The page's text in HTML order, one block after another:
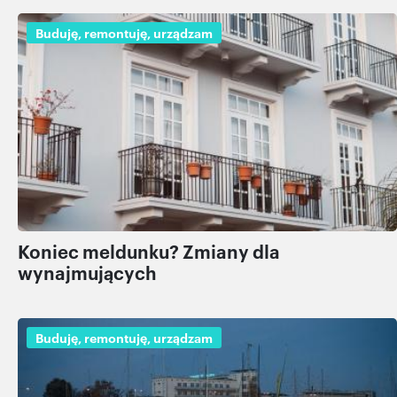
Buduję, remontuję, urządzam
Koniec meldunku? Zmiany dla
wynajmujących
Buduję, remontuję, urządzam